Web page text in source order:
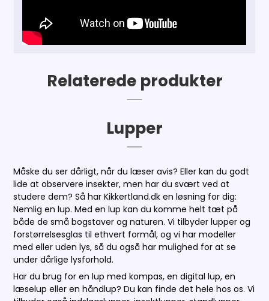
Relaterede produkter
Lupper
Måske du ser dårligt, når du læser avis? Eller kan du godt
lide at observere insekter, men har du svært ved at
studere dem? Så har Kikkertland.dk en løsning for dig:
Nemlig en lup. Med en lup kan du komme helt tæt på
både de små bogstaver og naturen. Vi tilbyder lupper og
forstørrelsesglas til ethvert formål, og vi har modeller
med eller uden lys, så du også har mulighed for at se
under dårlige lysforhold.
Har du brug for en lup med kompas, en digital lup, en
læselup eller en håndlup? Du kan finde det hele hos os. Vi